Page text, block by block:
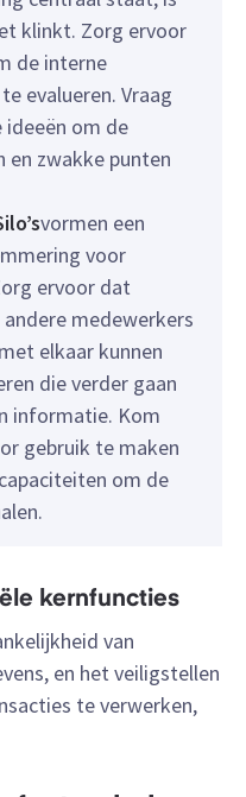
klinkt. Zorg ervoor
de interne
evalueren. Vraag
ideeën om de
zwakke punten
vormen een
voor
ervoor dat
medewerkers
elkaar kunnen
die verder gaan
informatie. Kom
gebruik te maken
om de
kernfuncties
van
en het veiligstellen
te verwerken,